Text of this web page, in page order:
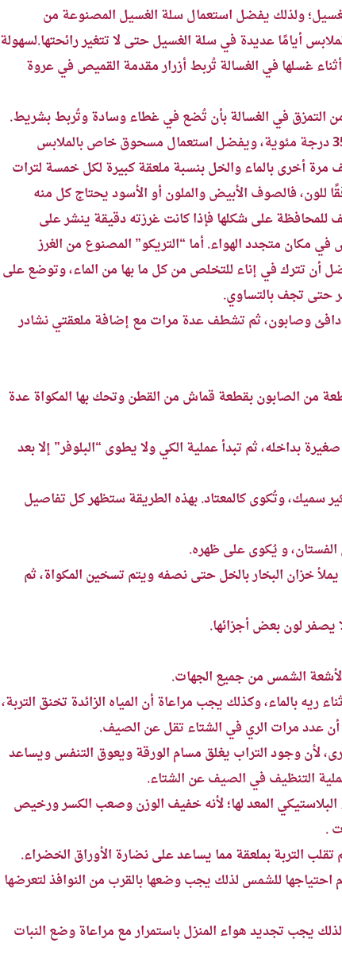
ولذلك يفضل استعمال سلة الغسيل المصنوعة من
أيامًا عديدة في سلة الغسيل حتى لا تتغير رائحتها.لسهولة
غسلها في الغسالة تُربط أزرار مقدمة القميص في عروة
من التمزق في الغسالة بأن تُضع في غطاء وسادة وتُربط بشريط.
يفضل أن يغسل الصوف بماء فاتر لا تزيد حرارته على 35 درجة مئوية، ويفضل استعمال مسحوق خاص بالملابس
أخرى بالماء والخل بنسبة ملعقة كبيرة لكل خمسة لترات
فالصوف الأبيض والملون أو الأسود يحتاج كل منه
على شكلها فإذا كانت غرزته دقيقة ينشر على
مكان متجدد الهواء. أما “التريكو” المصنوع من الغرز
أن تترك في إناء للتخلص من كل ما بها من الماء، وتوضع على
حتى تجف بالتساوي.
دافئ وصابون، ثم تشطف عدة مرات مع إضافة ملعقتي نشادر
من الصابون بقطعة قماش من القطن وتحك بها المكواة عدة
بداخله، ثم تبدأ عملية الكي ولا يطوى “البلوفر” إلا بعد
وتُكوى كالمعتاد. بهذه الطريقة ستظهر كل تفاصيل
و يُكوى على ظهره.
خزان البخار بالخل حتى نصفه ويتم تسخين المكواة، ثم
يصفر لون بعض أجزائها.
لأشعة الشمس من جميع الجهات.
ريه بالماء، وكذلك يجب مراعاة أن المياه الزائدة تخنق التربة،
أن عدد مرات الري في الشتاء تقل عن الصيف.
لأن وجود التراب يغلق مسام الورقة ويعوق التنفس ويساعد
التنظيف في الصيف عن الشتاء.
البلاستيكي المعد لها؛ لأنه خفيف الوزن وصعب الكسر ورخيص
.
تقلب التربة بملعقة مما يساعد على نضارة الأوراق الخضراء.
للشمس لذلك يجب وضعها بالقرب من النوافذ لتعرضها
يجب تجديد هواء المنزل باستمرار مع مراعاة وضع النبات